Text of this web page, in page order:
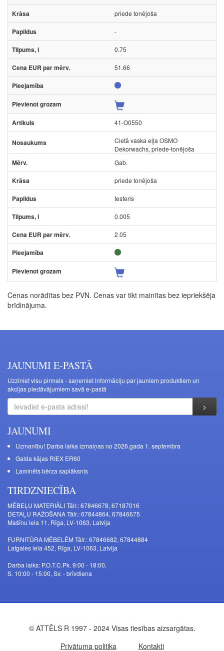
priede tonējoša
-
0.75
51.66
41-O0550
Cietā vaska eļļa OSMO
Dekorwachs, priede-tonējoša
Gab.
priede tonējoša
testeris
0.005
2.05
Cenas norādītas bez PVN. Cenas var tikt mainītas bez iepriekšēja
brīdinājuma.
JAUNUMI E-PASTĀ
Uzziniet visu pirmais - saņemiet informāciju par jauniem produktiem un
akcijas piedāvājumiem savā e-pastā
JAUNUMI
Uzmanību! Darba laika izmaiņas no 2026.gada 1. septembra
Galda kājas RIEX ER60
Laminēts bērza saplāksnis
TIRDZNIECĪBA
MĒBEĻU MATERIĀLI Tālr.: 67846678, 67187016
DETAĻU RAŽOŠANA Tālr.: 67844864, 67846675
Mašīnu iela 11, Rīga, LV-1063, Latvija
FURNITŪRA MĒBELĒM Tālr.: 67846682, 67844884
Latgales iela 452, Rīga, LV-1063, Latvija
Darba laiks: P.O.T.C.Pk. 9:00 - 18:00,
S. 10:00 - 15:00, Sv. - brīvdiena
© ATTĒLS R 1997 - 2024 Visas tiesības aizsargātas.
Privātuma politika
Kontakti